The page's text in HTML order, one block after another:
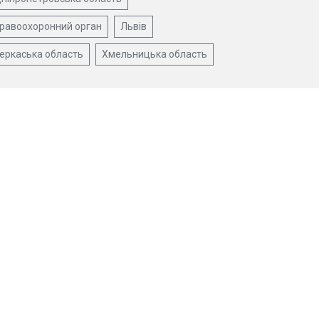
орган Львів
область Хмельницька область